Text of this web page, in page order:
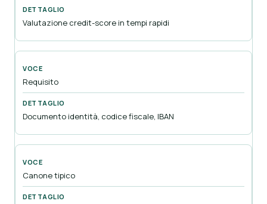
Valutazione credit-score in tempi rapidi
Requisito
Documento identità, codice fiscale, IBAN
Canone tipico